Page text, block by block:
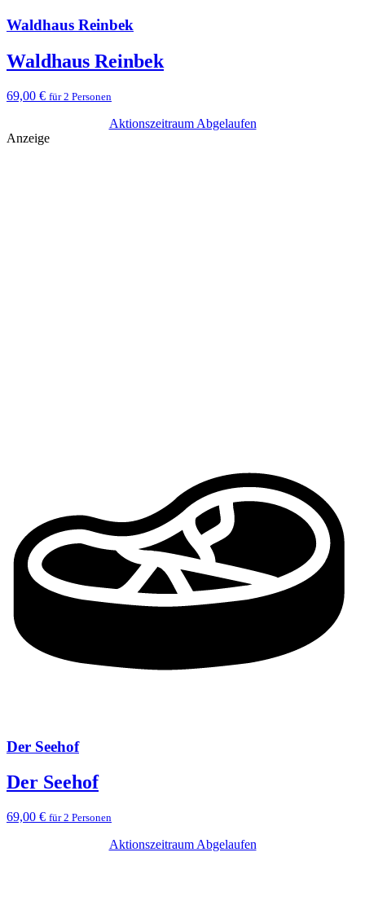
Waldhaus Reinbek
Waldhaus Reinbek
69,00 € für 2 Personen
Aktionszeitraum Abgelaufen
Anzeige
Der Seehof
Der Seehof
69,00 € für 2 Personen
Aktionszeitraum Abgelaufen